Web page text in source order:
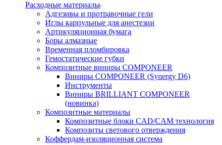
Расходные материалы
Адгезивы и протравочные гели
Иглы карпульные для анестезии
Артикуляционная бумага
Боры алмазные
Временная пломбировка
Гемостатические губки
Композитные виниры COMPONEER
Виниры COMPONEER (Synergy D6)
Инструменты
Виниры BRILLIANT COMPONEER
(новинка)
Композитные материалы
Композитные блоки CAD/СAM технология
Композиты светового отверждения
Коффердам-изоляционная система